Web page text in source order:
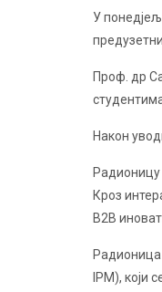
У
Проф. др
Након
Кроз
B2B
Радионица
IPM), који